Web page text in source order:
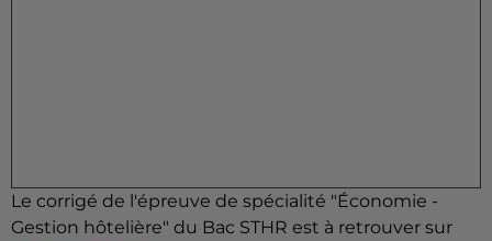
Le corrigé de l'épreuve de spécialité "Économie -
Gestion hôtelière" du Bac STHR est à retrouver sur